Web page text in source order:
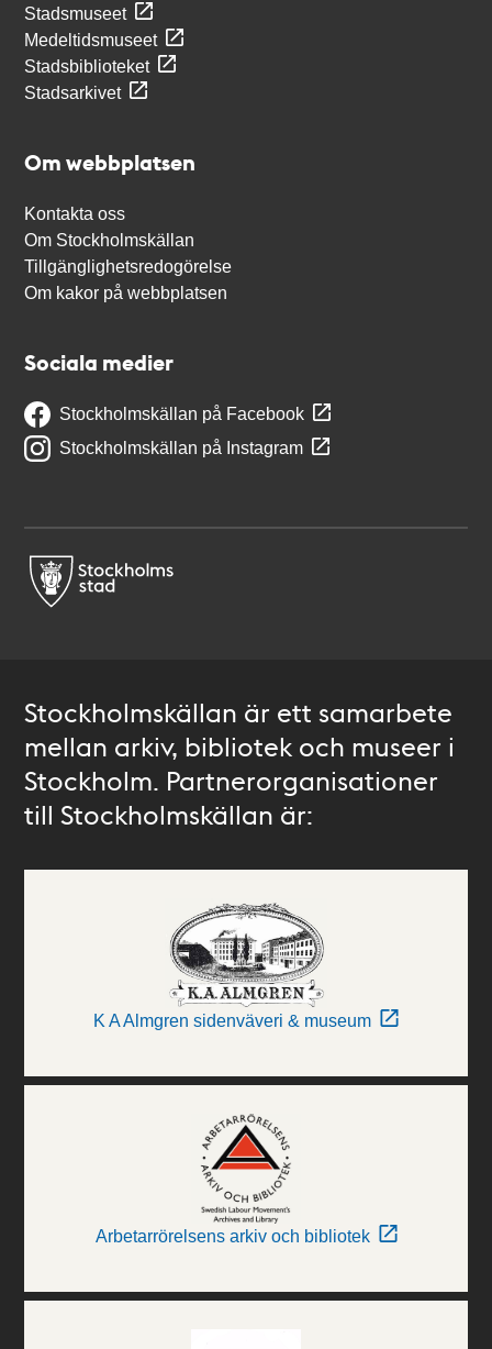
Stadsmuseet
Medeltidsmuseet
Stadsbiblioteket
Stadsarkivet
Om webbplatsen
Kontakta oss
Om Stockholmskällan
Tillgänglighetsredogörelse
Om kakor på webbplatsen
Sociala medier
Stockholmskällan på Facebook
Stockholmskällan på Instagram
Stockholmskällan är ett samarbete
mellan arkiv, bibliotek och museer i
Stockholm. Partnerorganisationer
till Stockholmskällan är:
K A Almgren sidenväveri & museum
Arbetarrörelsens arkiv och bibliotek